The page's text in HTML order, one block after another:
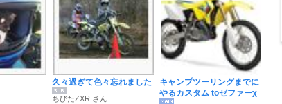
久々過ぎて色々忘れました
ちびたZXR さん
キャンプツーリングまでに
やるカスタム toゼファーχ